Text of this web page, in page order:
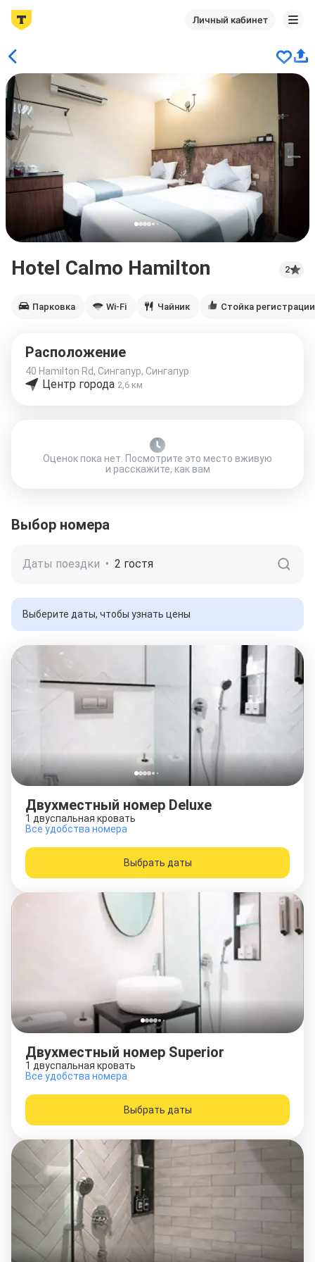
Личный кабинет
Hotel Calmo Hamilton 2
Парковка Wi-Fi Чайник Стойка
Расположение
40 Hamilton Rd, Сингапур, Сингапур
Центр города 2,6 км
Оценок пока нет. Посмотрите это место вживую
и расскажите, как вам
Выбор номера
Даты поездки • 2 гостя
Выберите даты, чтобы узнать цены
Двухместный номер Deluxe
1 двуспальная кровать
Все удобства номера
Выбрать даты
Двухместный номер Superior
1 двуспальная кровать
Все удобства номера
Выбрать даты